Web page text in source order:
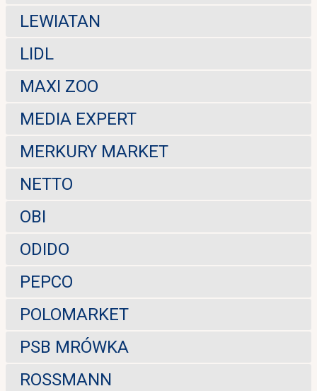
LEWIATAN
LIDL
MAXI ZOO
MEDIA EXPERT
MERKURY MARKET
NETTO
OBI
ODIDO
PEPCO
POLOMARKET
PSB MRÓWKA
ROSSMANN